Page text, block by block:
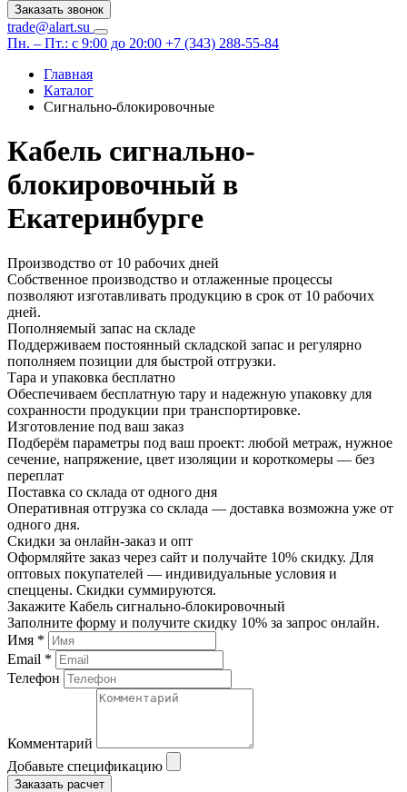
Заказать звонок
trade@alart.su
Пн. – Пт.: с 9:00 до 20:00 +7 (343) 288-55-84
Главная
Каталог
Сигнально-блокировочные
Кабель сигнально-
блокировочный в
Екатеринбурге
Производство от 10 рабочих дней
Собственное производство и отлаженные процессы
позволяют изготавливать продукцию в срок от 10 рабочих
дней.
Пополняемый запас на складе
Поддерживаем постоянный складской запас и регулярно
пополняем позиции для быстрой отгрузки.
Тара и упаковка бесплатно
Обеспечиваем бесплатную тару и надежную упаковку для
сохранности продукции при транспортировке.
Изготовление под ваш заказ
Подберём параметры под ваш проект: любой метраж, нужное
сечение, напряжение, цвет изоляции и короткомеры — без
переплат
Поставка со склада от одного дня
Оперативная отгрузка со склада — доставка возможна уже от
одного дня.
Скидки за онлайн-заказ и опт
Оформляйте заказ через сайт и получайте 10% скидку. Для
оптовых покупателей — индивидуальные условия и
спеццены. Скидки суммируются.
Закажите Кабель сигнально-блокировочный
Заполните форму и получите скидку 10% за запрос онлайн.
Имя *
Email *
Телефон
Комментарий
Добавьте спецификацию
Заказать расчет